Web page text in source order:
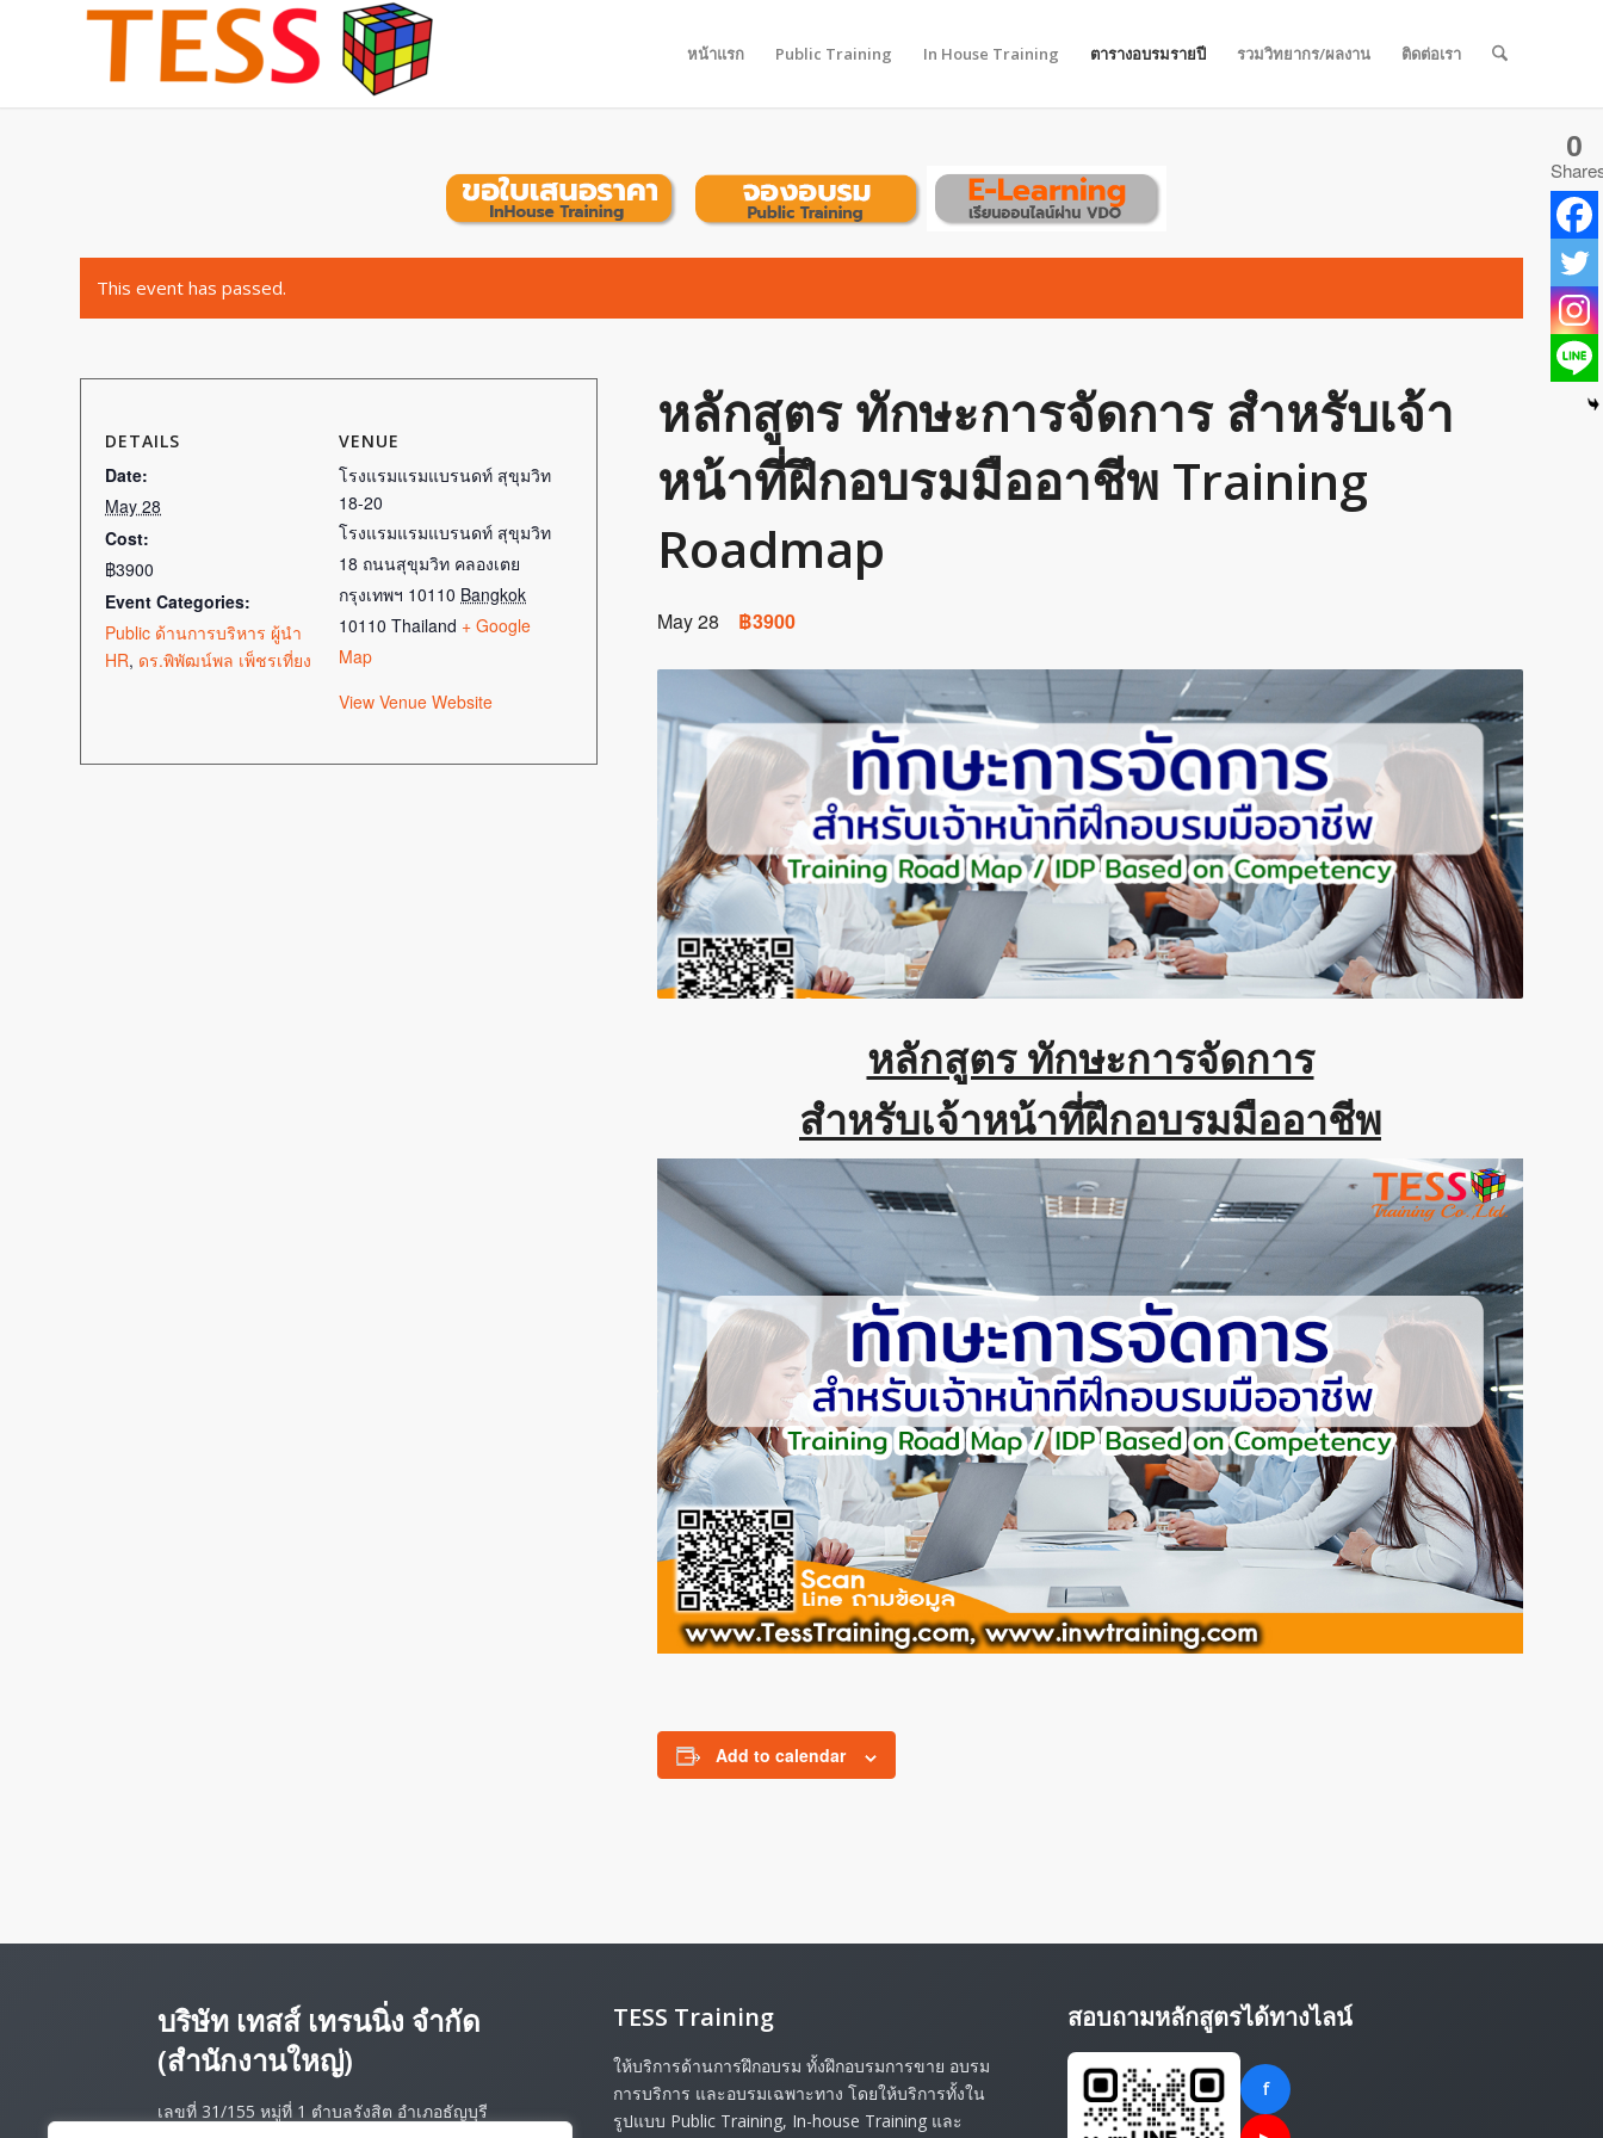
หน้าแรก Public Training In House Training ตารางอบรมรายปี รวมวิทยากร/ผลงาน ติดต่อเรา
This event has passed.
หลักสูตร ทักษะการจัดการ สำหรับเจ้า
หน้าที่ฝึกอบรมมืออาชีพ Training
Roadmap
May 28 ฿3900
หลักสูตร ทักษะการจัดการ
สำหรับเจ้าหน้าที่ฝึกอบรมมืออาชีพ
0
Add to calendar
DETAILS
Date:
May 28
Cost:
฿3900
Event Categories:
Public ด้านการบริหาร ผู้นำ
HR, ดร.พิพัฒน์พล เพ็ชรเที่ยง
VENUE
โรงแรมแรมแบรนดท์ สุขุมวิท
18-20
โรงแรมแรมแบรนดท์ สุขุมวิท
18 ถนนสุขุมวิท คลองเตย
กรุงเทพฯ 10110 Bangkok
10110 Thailand + Google
Map
View Venue Website
บริษัท เทสส์ เทรนนิ่ง จำกัด
(สำนักงานใหญ่)
เลขที่ 31/155 หมู่ที่ 1 ตำบลรังสิต อำเภอธัญบุรี
TESS Training
ให้บริการด้านการฝึกอบรม ทั้งฝึกอบรมการขาย อบรม
การบริการ และอบรมเฉพาะทาง โดยให้บริการทั้งใน
รูปแบบ Public Training, In-house Training และ
สอบถามหลักสูตรได้ทางไลน์
f